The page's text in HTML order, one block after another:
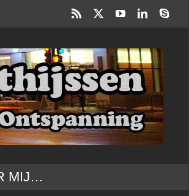
Rss YouTubeLinkedInSkype
MIJ…